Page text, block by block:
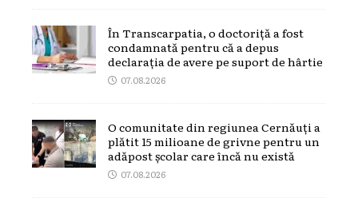
În Transcarpatia, o doctoriță a fost
condamnată pentru că a depus
declarația de avere pe suport de hârtie
07.08.2026
O comunitate din regiunea Cernăuți a
plătit 15 milioane de grivne pentru un
adăpost școlar care încă nu există
07.08.2026